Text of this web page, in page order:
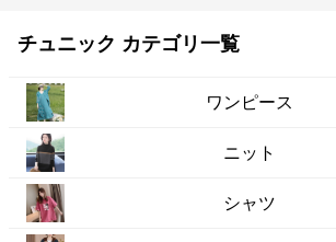
チュニック カテゴリ一覧
ワンピース
ニット
シャツ